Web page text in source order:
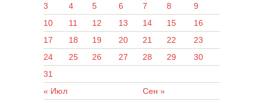
« Июл Сен »
3
4 5 6 7 8
9
10
11 12 13 14 15
16
17
18 19 20 21 22
23
24
25 26 27 28 29
30
31